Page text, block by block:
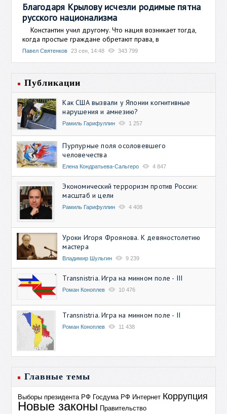
Благодаря Крылову исчезли родимые пятна
русского национализма
Константин учил другому. Что нация возникает тогда,
когда простые граждане обретают права, в
Павел Святенков 23 сен, 14:48 343 799
Публикации
Как США вызвали у Японии когнитивные
нарушения и амнезию?
Рамиль Гарифуллин 1 257
Пурпурные поля осоловевшего
человечества
Елена Кондратьева-Сальгеро 4 847
Экономический терроризм против России:
масштаб и цели
Рамиль Гарифуллин 4 408
Уроки Игоря Фроянова. К девяностолетию
мастера
Владимир Шульгин 9 239
Transnistria. Игра на минном поле - III
Роман Коноплев 10 476
Transnistria. Игра на минном поле - II
Роман Коноплев 11 438
Главные темы
Выборы президента РФ Госдума РФ Интернет Коррупция
Новые законы Правительство